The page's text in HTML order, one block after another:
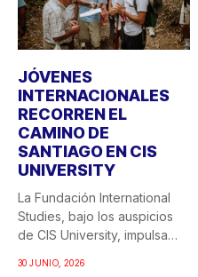
JÓVENES
INTERNACIONALES
RECORREN EL
CAMINO DE
SANTIAGO EN CIS
UNIVERSITY
La Fundación International
Studies, bajo los auspicios
de CIS University, impulsa
30 JUNIO, 2026